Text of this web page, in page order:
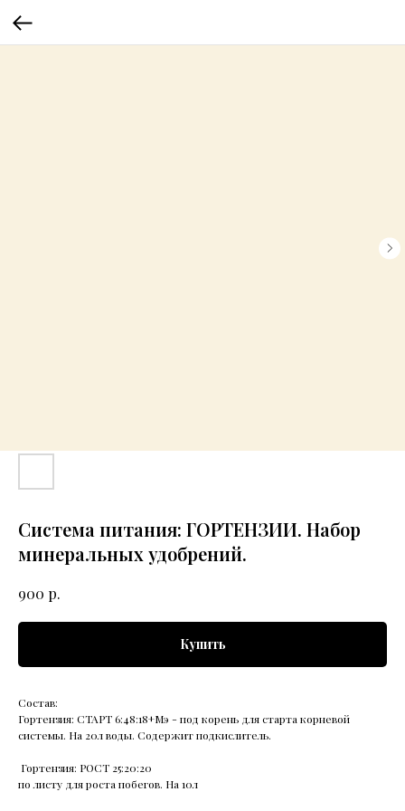
Система питания: ГОРТЕНЗИИ. Набор
минеральных удобрений.
900 р.
Купить
Состав:
Гортензия: СТАРТ 6:48:18+Мэ - под корень для старта корневой
системы. На 20л воды. Содержит подкислитель.
Гортензия: РОСТ 25:20:20
по листу для роста побегов. На 10л